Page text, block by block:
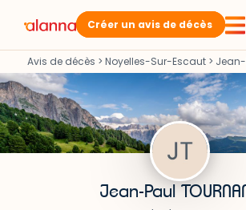
Créer un avis de décès
Avis de décès > Noyelles-Sur-Escaut > Jean-
Jean-Paul